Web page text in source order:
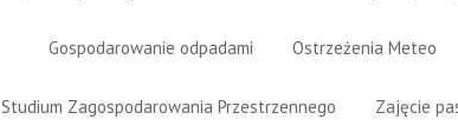
Gospodarowanie odpadami Ostrzeżenia Meteo
Studium Zagospodarowania Przestrzennego Zajęcie